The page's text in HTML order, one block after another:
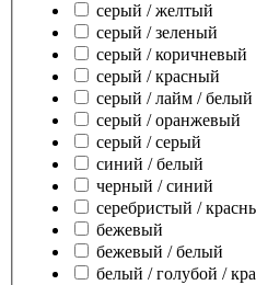
серый / желтый
серый / зеленый
серый / коричневый
серый / красный
серый / лайм / белый
серый / оранжевый
серый / серый
синий / белый
черный / синий
серебристый /
бежевый
бежевый / белый
белый / голубой /